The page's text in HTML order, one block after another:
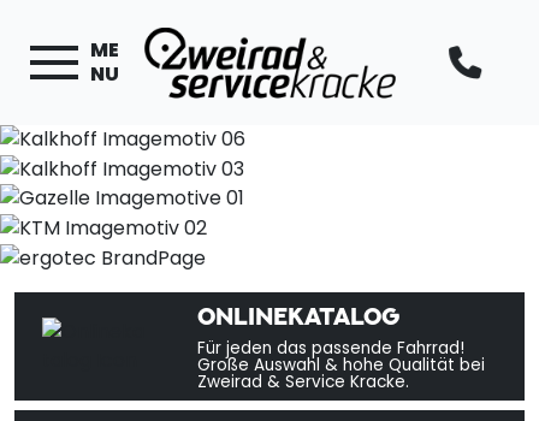
ME
NU
ONLINEKATALOG
Für jeden das passende Fahrrad!
Große Auswahl & hohe Qualität bei
Zweirad & Service Kracke.